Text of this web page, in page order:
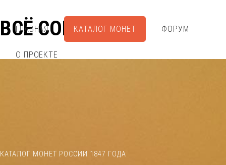
ВСЁ СОБРАЛ
ГЛАВНАЯ КАТАЛОГ МОНЕТ ФОРУМ
О ПРОЕКТЕ
КАТАЛОГ МОНЕТ РОССИИ 1847 ГОДА